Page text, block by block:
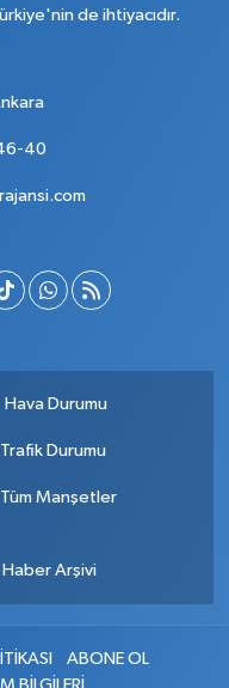
de ihtiyacıdır.
40
Hava Durumu
Trafik Durumu
Tüm Manşetler
Haber Arşivi
ABONE OL